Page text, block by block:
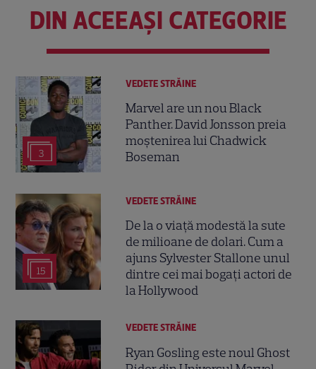
DIN ACEEAȘI CATEGORIE
3
VEDETE STRĂINE
Marvel are un nou Black
Panther. David Jonsson preia
moștenirea lui Chadwick
Boseman
15
VEDETE STRĂINE
De la o viață modestă la sute
de milioane de dolari. Cum a
ajuns Sylvester Stallone unul
dintre cei mai bogați actori de
la Hollywood
VEDETE STRĂINE
Ryan Gosling este noul Ghost